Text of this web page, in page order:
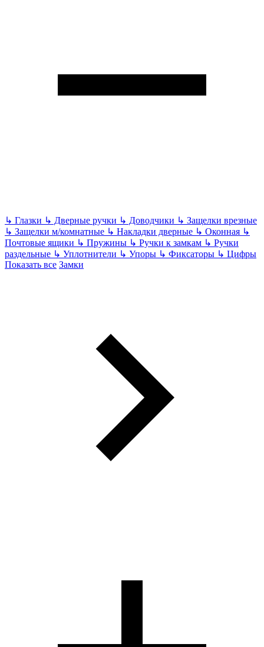
↳ Глазки ↳ Дверные ручки ↳ Доводчики ↳ Защелки врезные
↳ Защелки м/комнатные ↳ Накладки дверные ↳ Оконная ↳
Почтовые ящики ↳ Пружины ↳ Ручки к замкам ↳ Ручки
раздельные ↳ Уплотнители ↳ Упоры ↳ Фиксаторы ↳ Цифры
Показать все Замки